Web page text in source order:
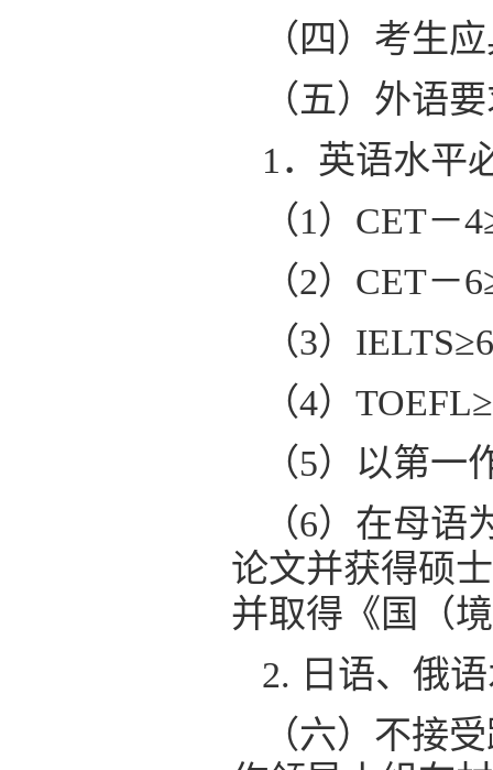
（四）考生
（五）外语
1．英语水平
（1）CET－
（2）CET－
（3）
（4）
（5）以第
（6）在母
论文并获得硕
并取得《国（
2. 日语、俄
（六）不接